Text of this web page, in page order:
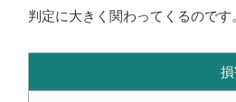
判定に大きく関わってくるので